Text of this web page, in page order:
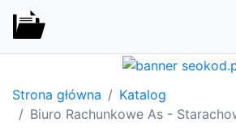
Strona główna
Katalog
Biuro Rachunkowe As -